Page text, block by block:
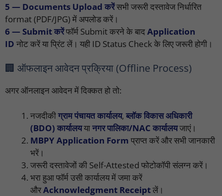
5 — Documents Upload करेंसभी जरूरी दस्तावेज निर्धारित
format (PDF/JPG) में अपलोड करें।
6 — Submit करेंफॉर्म Submit करने के बादApplication
ID नोट करें या प्रिंट लें। यही ID Status Check के लिए जरूरी होगी।
🏢 ऑफलाइन आवेदन प्रक्रिया (Offline Process)
अगर ऑनलाइन आवेदन में दिक्कत हो तो:
नजदीकीग्राम पंचायत कार्यालय, ब्लॉक विकास अधिकारी
(BDO) कार्यालययानगर पालिका/NAC कार्यालयजाएं।
MBPY Application Form प्राप्त करें और सभी जानकारी
भरें।
जरूरी दस्तावेजों की Self-Attested फोटोकॉपी संलग्न करें।
भरा हुआ फॉर्म उसी कार्यालय में जमा करें
औरAcknowledgment Receiptलें।